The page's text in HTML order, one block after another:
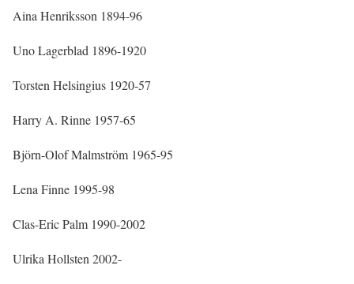
Aina Henriksson 1894-96
Uno Lagerblad 1896-1920
Torsten Helsingius 1920-57
Harry A. Rinne 1957-65
Björn-Olof Malmström 1965-95
Lena Finne 1995-98
Clas-Eric Palm 1990-2002
Ulrika Hollsten 2002-